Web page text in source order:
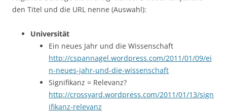
den Titel und die URL nenne (Auswahl):
Universität
Ein neues Jahr und die Wissenschaft
http://cspannagel.wordpress.com/2011/01/09/ei
n-neues-jahr-und-die-wissenschaft
Signifikanz = Relevanz?
http://crossyard.wordpress.com/2011/01/13/sign
ifikanz-relevanz